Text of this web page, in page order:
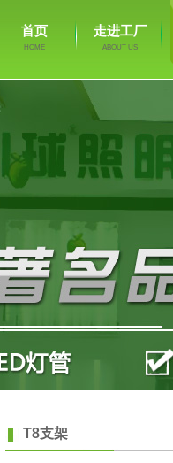
首页
HOME
走进工厂
ABOUT US
T8支架